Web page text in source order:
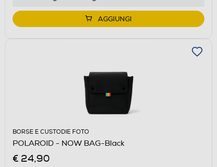
AGGIUNGI
BORSE E CUSTODIE FOTO
POLAROID - NOW BAG-Black
€ 24,90